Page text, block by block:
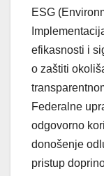
ESG
efikasnosti i
o zaštiti
Federalne
odgovorno
donošenje
pristup